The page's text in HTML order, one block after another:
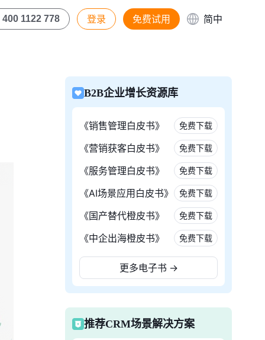
400 1122 778 登录 免费试用 简中
B2B企业增长资源库
《销售管理白皮书》 免费下载
《营销获客白皮书》 免费下载
《服务管理白皮书》 免费下载
《AI场景应用白皮书》 免费下载
《国产替代橙皮书》 免费下载
《中企出海橙皮书》 免费下载
更多电子书 →
推荐CRM场景解决方案